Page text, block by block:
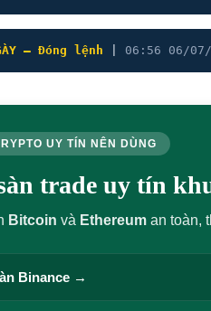
— Đóng lệnh 06:56 06/07/
UY TÍN NÊN DÙNG
trade uy tín
Bitcoin và Ethereum an toàn,
Binance →